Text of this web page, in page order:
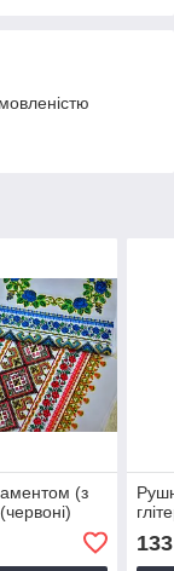
(з
133